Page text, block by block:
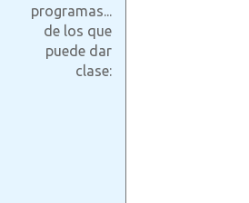
programas...
de los que
puede dar
clase: